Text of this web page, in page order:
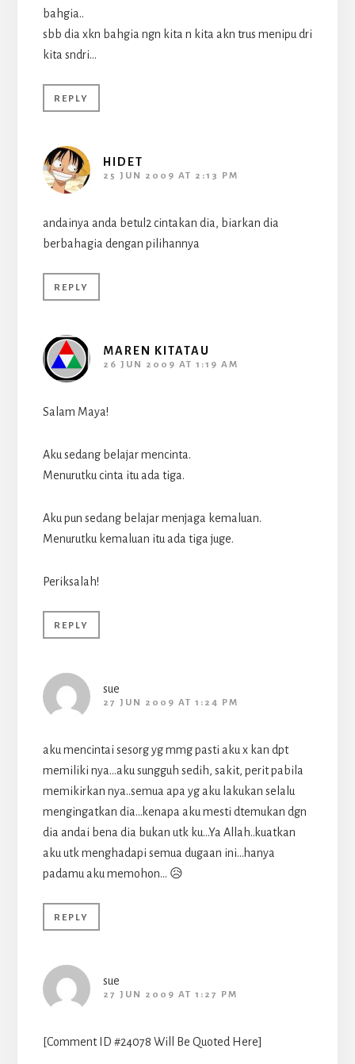
bahgia..
sbb dia xkn bahgia ngn kita n kita akn trus menipu dri
kita sndri…
REPLY
HIDET
25 JUN 2009 AT 2:13 PM
andainya anda betul2 cintakan dia, biarkan dia
berbahagia dengan pilihannya
REPLY
MAREN KITATAU
26 JUN 2009 AT 1:19 AM
Salam Maya!
Aku sedang belajar mencinta.
Menurutku cinta itu ada tiga.
Aku pun sedang belajar menjaga kemaluan.
Menurutku kemaluan itu ada tiga juge.
Periksalah!
REPLY
sue
27 JUN 2009 AT 1:24 PM
aku mencintai sesorg yg mmg pasti aku x kan dpt
memiliki nya…aku sungguh sedih, sakit, perit pabila
memikirkan nya..semua apa yg aku lakukan selalu
mengingatkan dia…kenapa aku mesti dtemukan dgn
dia andai bena dia bukan utk ku…Ya Allah..kuatkan
aku utk menghadapi semua dugaan ini…hanya
padamu aku memohon… 😥
REPLY
sue
27 JUN 2009 AT 1:27 PM
[Comment ID #24078 Will Be Quoted Here]